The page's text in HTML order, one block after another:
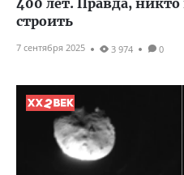
строить
7 сентября 2025 3 974 0